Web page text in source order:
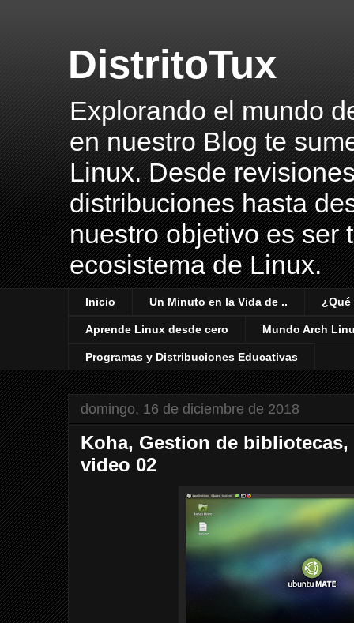
DistritoTux
Explorando el mundo
en nuestro Blog te
Linux. Desde
distribuciones hasta
nuestro objetivo es ser
ecosistema de Linux.
Inicio Un Minuto en la Vida de .. ¿Qué
Aprende Linux desde cero Mundo Arch
Programas y Distribuciones Educativas
domingo, 16 de diciembre de 2018
Koha, Gestion de
video 02